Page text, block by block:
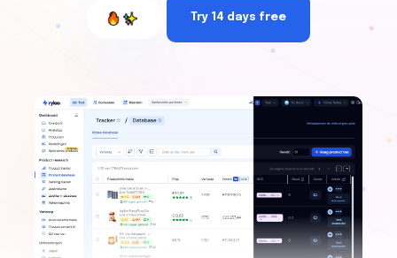
Try 14 days free